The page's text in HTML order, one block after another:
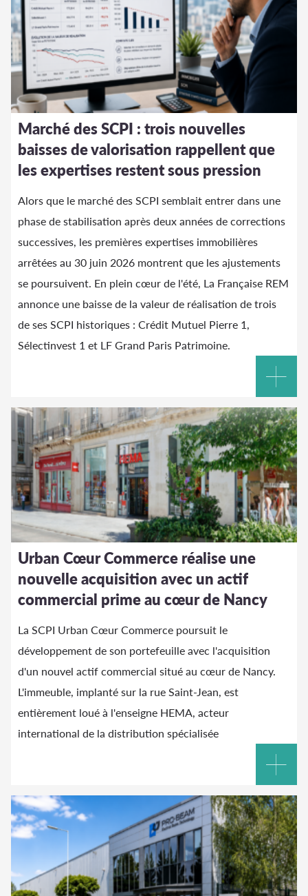
Marché des SCPI : trois nouvelles
baisses de valorisation rappellent que
les expertises restent sous pression
Alors que le marché des SCPI semblait entrer dans une
phase de stabilisation après deux années de corrections
successives, les premières expertises immobilières
arrêtées au 30 juin 2026 montrent que les ajustements
se poursuivent. En plein cœur de l'été, La Française REM
annonce une baisse de la valeur de réalisation de trois
de ses SCPI historiques : Crédit Mutuel Pierre 1,
Sélectinvest 1 et LF Grand Paris Patrimoine.
Urban Cœur Commerce réalise une
nouvelle acquisition avec un actif
commercial prime au cœur de Nancy
La SCPI Urban Cœur Commerce poursuit le
développement de son portefeuille avec l'acquisition
d'un nouvel actif commercial situé au cœur de Nancy.
L'immeuble, implanté sur la rue Saint-Jean, est
entièrement loué à l'enseigne HEMA, acteur
international de la distribution spécialisée